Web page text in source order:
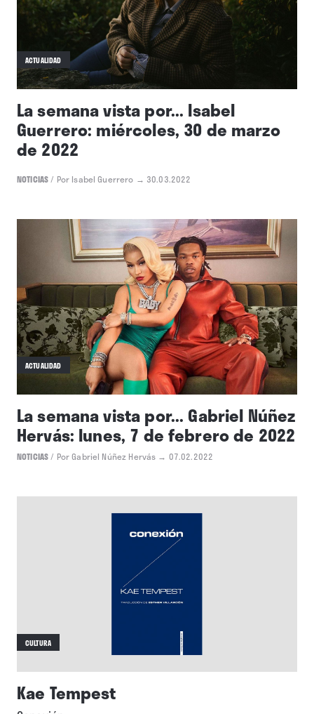
Iborra: viernes, 8 de abril de 2022
NOTICIAS/Por Yeray S. Iborra→ 08.04.2022
La semana vista por... Isabel
Guerrero: miércoles, 30 de marzo
de 2022
NOTICIAS/Por Isabel Guerrero → 30.03.2022
La semana vista por... Gabriel Núñez
Hervás: lunes, 7 de febrero de 2022
NOTICIAS/Por Gabriel Núñez Hervás → 07.02.2022